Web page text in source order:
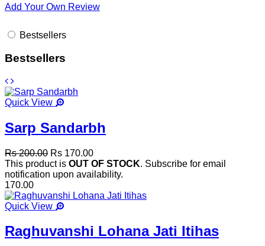
Add Your Own Review
Bestsellers
Bestsellers
Quick View
Sarp Sandarbh
Rs 200.00 Rs 170.00
This product is OUT OF STOCK. Subscribe for email
notification upon availability.
170.00
Quick View
Raghuvanshi Lohana Jati Itihas